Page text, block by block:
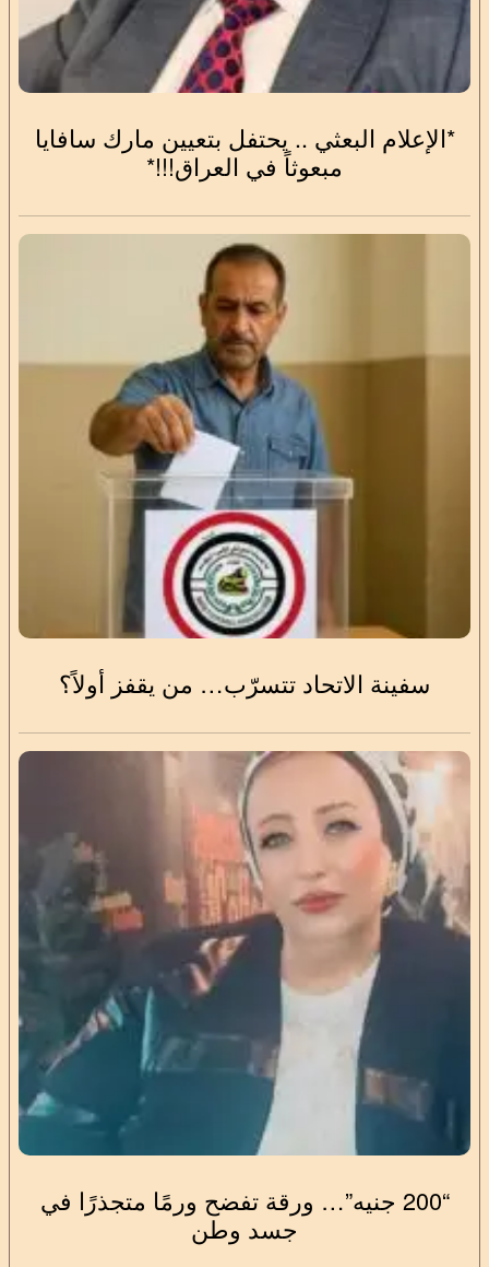
*الإعلام البعثي .. يحتفل بتعيين مارك سافايا
مبعوثاً في العراق!!!*
سفينة الاتحاد تتسرّب… من يقفز أولاً؟
“200 جنيه”… ورقة تفضح ورمًا متجذرًا في
جسد وطن